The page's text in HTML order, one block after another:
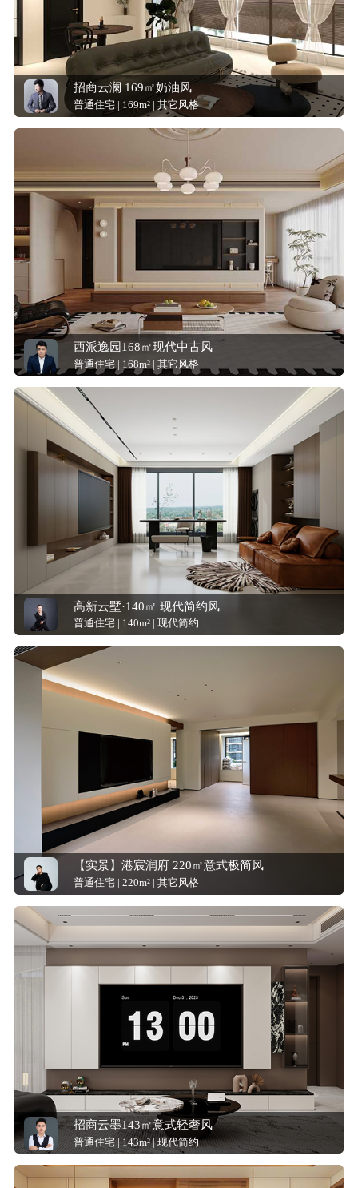
招商云澜 169㎡奶油风
普通住宅 | 169m² | 其它风格
西派逸园168㎡现代中古风
普通住宅 | 168m² | 其它风格
高新云墅·140㎡ 现代简约风
普通住宅 | 140m² | 现代简约
【实景】港宸润府 220㎡意式极简风
普通住宅 | 220m² | 其它风格
招商云墨143㎡意式轻奢风
普通住宅 | 143m² | 现代简约